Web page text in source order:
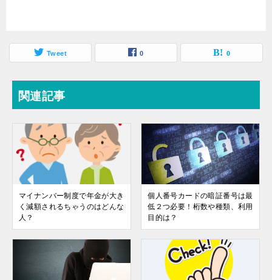
Tweet 0 0
関連記事
マイナンバー制度で年金が大き
く減額されるちゃうのはどんな
人？
個人番号カードの暗証番号は最
低２つ必要！桁数や種類、利用
目的は？